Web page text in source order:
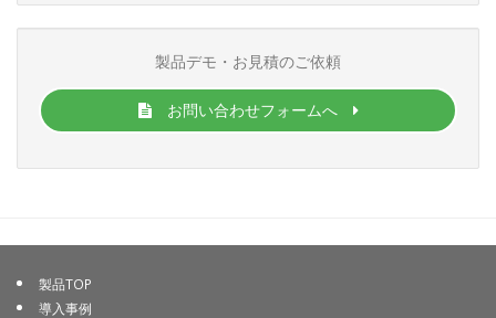
製品デモ・お見積のご依頼
お問い合わせフォームへ
製品TOP
導入事例